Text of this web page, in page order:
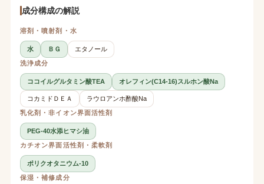
成分構成の解説
溶剤・噴射剤・水
水 ＢＧ
エタノール
洗浄成分
ココイルグルタミン酸TEA オレフィン(C14-16)スルホン酸Na
コカミドＤＥＡ
ラウロアンホ酢酸Na
乳化剤・非イオン界面活性剤
PEG-40水添ヒマシ油
カチオン界面活性剤・柔軟剤
ポリクオタニウム-10
保湿・補修成分